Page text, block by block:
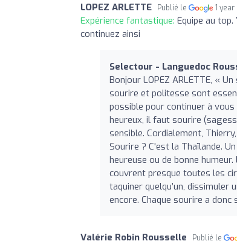
LOPEZ ARLETTE Publié le 1 year
Expérience fantastique: Equipe au
continuez ainsi
Selectour - Languedoc
Bonjour LOPEZ ARLETTE, «
sourire et politesse sont
possible pour continuer à
heureux, il faut sourire
sensible. Cordialement,
Sourire ? C'est la Thaïlande.
heureuse ou de bonne
couvrent presque toutes les
taquiner quelqu’un, dissimuler
encore. Chaque sourire a
Valérie Robin Rousselle Publié le